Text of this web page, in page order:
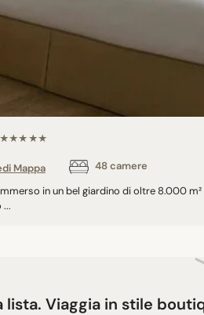
★★★★★
Mappa 48 camere
in un bel giardino di oltre 8.000
lista. Viaggia in stile